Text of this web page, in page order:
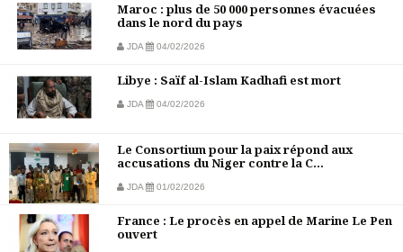
Maroc : plus de 50 000 personnes évacuées
dans le nord du pays
JDA 04/02/2026
Libye : Saïf al-Islam Kadhafi est mort
JDA 04/02/2026
Le Consortium pour la paix répond aux
accusations du Niger contre la C...
JDA 01/02/2026
France : Le procès en appel de Marine Le Pen
ouvert